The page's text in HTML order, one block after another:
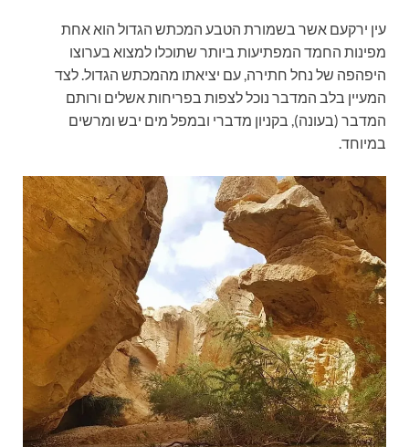
עין ירקעם אשר בשמורת הטבע המכתש הגדול הוא אחת
מפינות החמד המפתיעות ביותר שתוכלו למצוא בערוצו
היפהפה של נחל חתירה, עם יציאתו מהמכתש הגדול. לצד
המעיין בלב המדבר נוכל לצפות בפריחות אשלים ורותם
המדבר (בעונה), בקניון מדברי ובמפל מים יבש ומרשים
במיוחד.